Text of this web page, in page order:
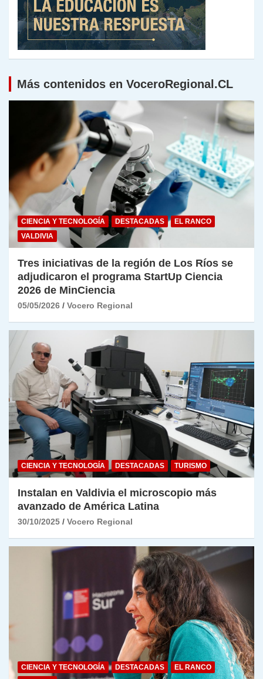
Más contenidos en VoceroRegional.CL
CIENCIA Y TECNOLOGÍA DESTACADAS
EL RANCO
VALDIVIA
Tres iniciativas de la región de Los Ríos se
adjudicaron el programa StartUp Ciencia
2026 de MinCiencia
05/05/2026 Vocero Regional
CIENCIA Y TECNOLOGÍA DESTACADAS TURISMO
Instalan en Valdivia el microscopio más
avanzado de América Latina
30/10/2025 Vocero Regional
CIENCIA Y TECNOLOGÍA DESTACADAS
EL RANCO